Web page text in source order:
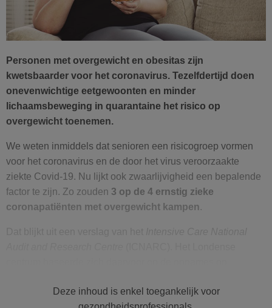
Personen met overgewicht en obesitas zijn
kwetsbaarder voor het coronavirus. Tezelfdertijd doen
onevenwichtige eetgewoonten en minder
lichaamsbeweging in quarantaine het risico op
overgewicht toenemen.
We weten inmiddels dat senioren een risicogroep vormen
voor het coronavirus en de door het virus veroorzaakte
ziekte Covid-19. Nu lijkt ook zwaarlijvigheid een bepalende
factor te zijn. Zo zouden 3 op de 4 ernstig zieke
coronapatiënten met overgewicht kampen.
Wereldgezondheidsorganisatie (WHO) bevestigde
Deze inhoud is enkel toegankelijk voor